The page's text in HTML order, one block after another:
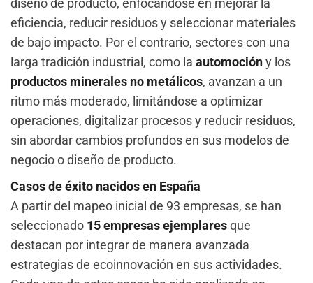
diseño de producto, enfocándose en mejorar la
eficiencia, reducir residuos y seleccionar materiales
de bajo impacto. Por el contrario, sectores con una
larga tradición industrial, como la automocióny los
productos minerales no metálicos, avanzan a un
ritmo más moderado, limitándose a optimizar
operaciones, digitalizar procesos y reducir residuos,
sin abordar cambios profundos en sus modelos de
negocio o diseño de producto.
Casos de éxito nacidos en España
A partir del mapeo inicial de 93 empresas, se han
seleccionado 15 empresas ejemplaresque
destacan por integrar de manera avanzada
estrategias de ecoinnovación en sus actividades.